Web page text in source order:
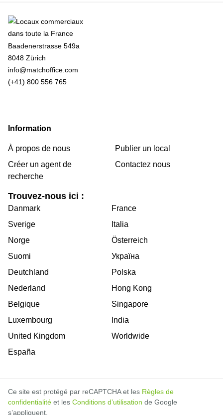
Baadenerstrasse 549a
8048 Zürich
info@matchoffice.com
(+41) 800 556 765
Information
À propos de nous
Créer un agent de
recherche
Publier un local
Contactez nous
Trouvez-nous ici :
Danmark
Sverige
Norge
Suomi
Deutchland
Nederland
Belgique
Luxembourg
United Kingdom
España
France
Italia
Österreich
Україна
Polska
Hong Kong
Singapore
India
Worldwide
Ce site est protégé par reCAPTCHA et les Règles de
confidentialité et les Conditions d’utilisation de Google
s’appliquent.